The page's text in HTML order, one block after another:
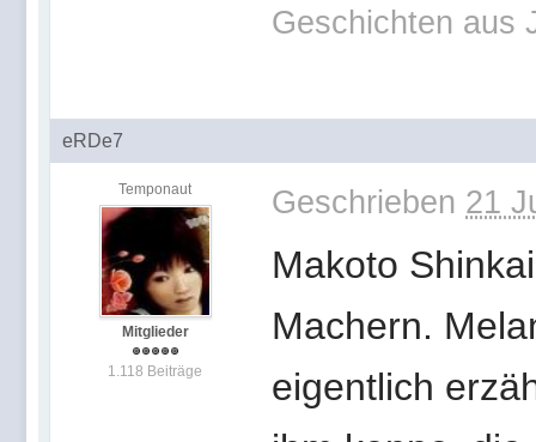
Geschichten aus
eRDe7
Temponaut
Mitglieder
1.118 Beiträge
Geschrieben 21
Makoto
Machern.
eigentlich